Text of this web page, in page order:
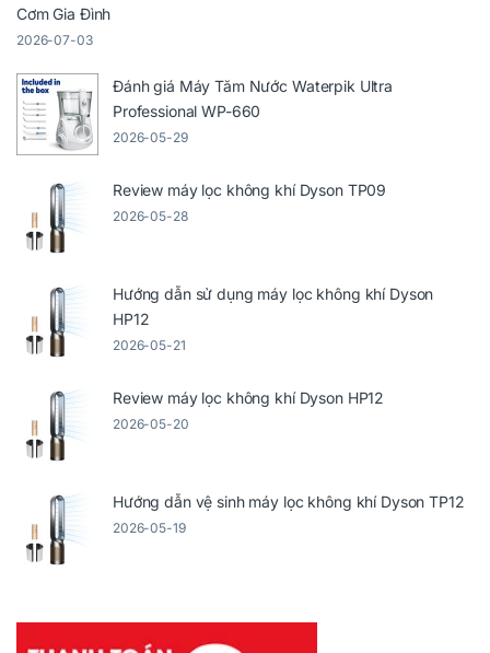
Cơm Gia Đình
2026-07-03
Đánh giá Máy Tăm Nước Waterpik Ultra
Professional WP-660
2026-05-29
Review máy lọc không khí Dyson TP09
2026-05-28
Hướng dẫn sử dụng máy lọc không khí Dyson
HP12
2026-05-21
Review máy lọc không khí Dyson HP12
2026-05-20
Hướng dẫn vệ sinh máy lọc không khí Dyson TP12
2026-05-19